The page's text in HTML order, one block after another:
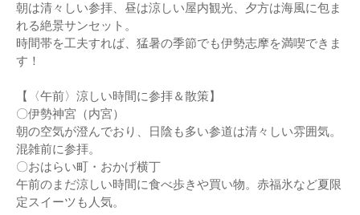
朝は清々しい参拝、昼は涼しい屋内観光、夕方は海風に包ま
れる絶景サンセット。
時間帯を工夫すれば、猛暑の季節でも伊勢志摩を満喫できま
す！
【〈午前〉涼しい時間に参拝＆散策】
〇伊勢神宮（内宮）
朝の空気が澄んでおり、日陰も多い参道は清々しい雰囲気。
混雑前に参拝。
〇おはらい町・おかげ横丁
午前のまだ涼しい時間に食べ歩きや買い物。赤福氷など夏限
定スイーツも人気。